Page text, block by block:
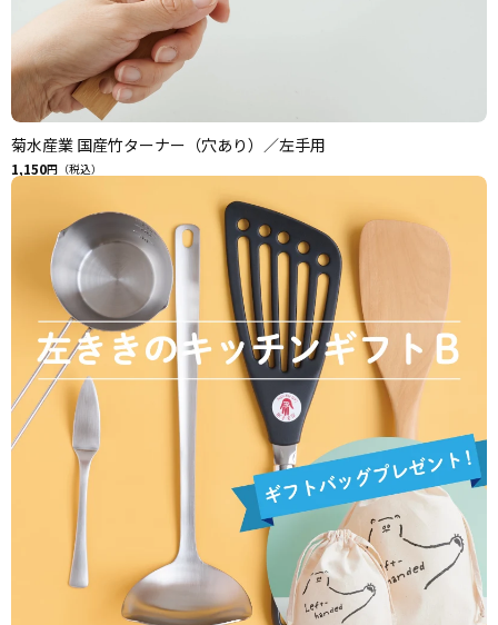
菊水産業 国産竹ターナー（穴あり）／左手用
1,150円（税込）